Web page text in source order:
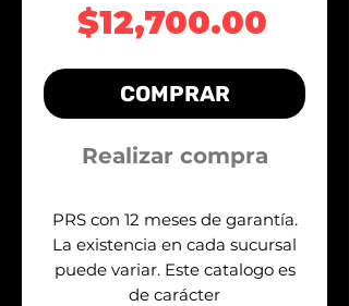
$12,700.00
COMPRAR
Realizar compra
PRS con 12 meses de garantía.
La existencia en cada sucursal
puede variar. Este catalogo es
de carácter